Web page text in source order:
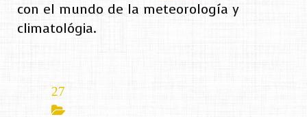
con el mundo de la meteorología y
climatológia.
28